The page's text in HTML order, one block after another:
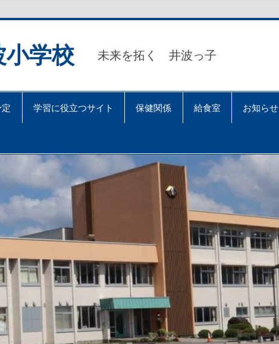
学校 未来を拓く 井波っ子
学習に役立つサイト 保健関係 給食室 お知らせ